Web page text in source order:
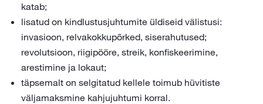
katab;
lisatud on kindlustusjuhtumite üldiseid välistusi:
invasioon, relvakokkupõrked, siserahutused;
revolutsioon, riigipööre, streik, konfiskeerimine,
arestimine ja lokaut;
täpsemalt on selgitatud kellele toimub hüvitiste
väljamaksmine kahjujuhtumi korral.